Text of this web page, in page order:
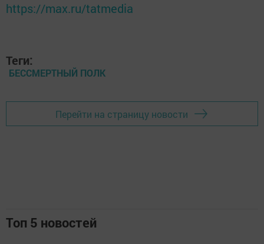
https://max.ru/tatmedia
Теги:
БЕССМЕРТНЫЙ ПОЛК
Перейти на страницу новости
Топ 5 новостей